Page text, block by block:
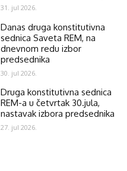
31. jul 2026.
Danas druga konstitutivna
sednica Saveta REM, na
dnevnom redu izbor
predsednika
30. jul 2026.
Druga konstitutivna sednica
REM-a u četvrtak 30.jula,
nastavak izbora predsednika
27. jul 2026.